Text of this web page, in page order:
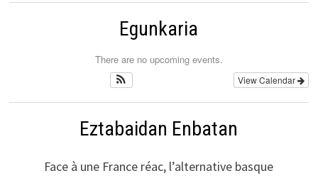
Egunkaria
There are no upcoming events.
View Calendar
Eztabaidan Enbatan
Face à une France réac, l’alternative basque